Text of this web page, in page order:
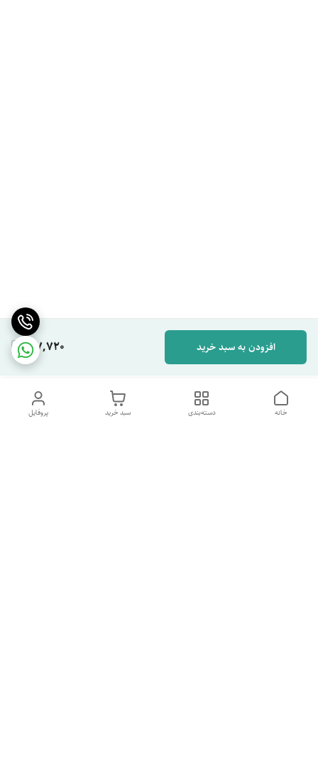
167,720 افزودن به سبد خرید
پروفایل سبد خرید دسته‌بندی خانه